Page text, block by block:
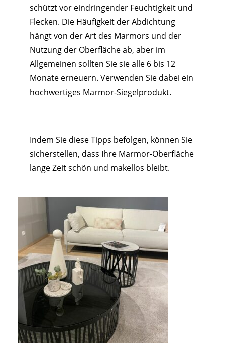
schützt vor eindringender Feuchtigkeit und
Flecken. Die Häufigkeit der Abdichtung
hängt von der Art des Marmors und der
Nutzung der Oberfläche ab, aber im
Allgemeinen sollten Sie sie alle 6 bis 12
Monate erneuern. Verwenden Sie dabei ein
hochwertiges Marmor-Siegelprodukt.
Indem Sie diese Tipps befolgen, können Sie
sicherstellen, dass Ihre Marmor-Oberfläche
lange Zeit schön und makellos bleibt.